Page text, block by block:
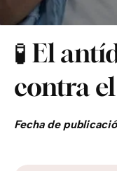
🧪 El
contra
Fecha de